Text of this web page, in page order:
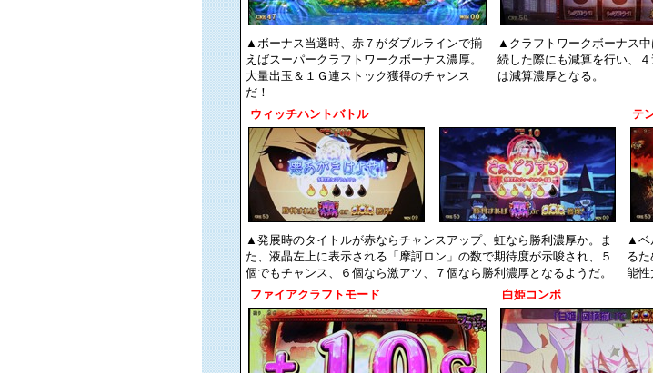
▲ボーナス当選時、赤７がダブルラインで揃
えばスーパークラフトワークボーナス濃厚。
大量出玉＆１Ｇ連ストック獲得のチャンス
だ！
▲クラフトワークボーナス
続した際にも減算を行い、
は減算濃厚となる。
ウィッチハントバトル テ
▲発展時のタイトルが赤ならチャンスアップ、虹なら勝利濃厚か。ま
た、液晶左上に表示される「摩訶ロン」の数で期待度が示唆され、５
個でもチャンス、６個なら激アツ、７個なら勝利濃厚となるようだ。
▲ベ
る
能性
ファイアクラフトモード
白姫コンボ